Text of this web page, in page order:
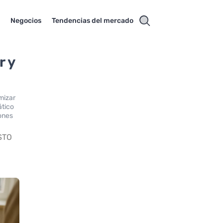
Negocios Tendencias del mercado
y